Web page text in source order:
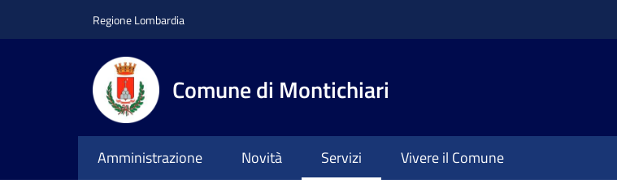
Regione Lombardia
Comune di Montichiari
Amministrazione Novità Servizi Vivere il Comune